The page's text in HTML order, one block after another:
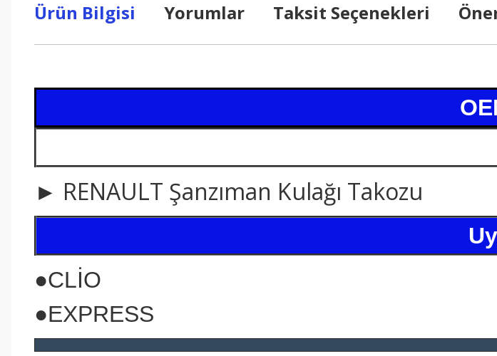
Ürün Bilgisi Yorumlar Taksit Seçenekleri
► RENAULT Şanzıman Kulağı Takozu
●CLİO
●EXPRESS